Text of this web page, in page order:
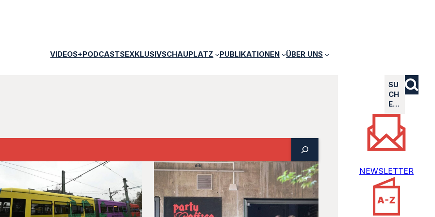
VIDEOS+PODCASTSEXKLUSIVSCHAUPLATZ PUBLIKATIONEN ÜBER UNS
SU
CH
E…
NEWSLETTER